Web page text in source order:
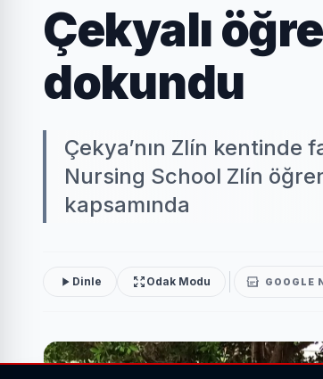
Çekyalı
dokundu
Çekya’nın Zlín
Nursing School Zlín
kapsamında
Dinle Odak Modu GOOGLE